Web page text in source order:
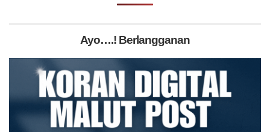
Ayo….! Berlangganan